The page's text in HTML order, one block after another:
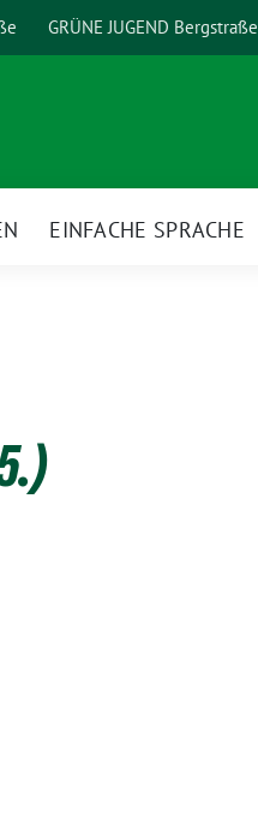
GRÜNE JUGEND Bergstraße
EINFACHE SPRACHE